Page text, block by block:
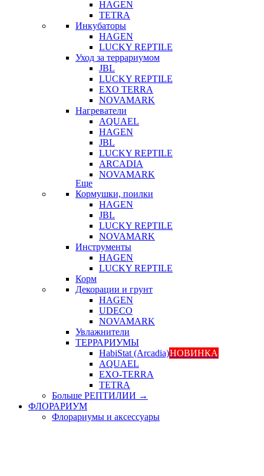
HAGEN
TETRA
Инкубаторы
HAGEN
LUCKY REPTILE
Уход за террариумом
JBL
LUCKY REPTILE
EXO TERRA
NOVAMARK
Нагреватели
AQUAEL
HAGEN
JBL
LUCKY REPTILE
ARCADIA
NOVAMARK
Еще
Кормушки, поилки
HAGEN
JBL
LUCKY REPTILE
NOVAMARK
Инструменты
HAGEN
LUCKY REPTILE
Корм
Декорации и грунт
HAGEN
UDECO
NOVAMARK
Увлажнители
ТЕРРАРИУМЫ
HabiStat (Arcadia)НОВИНКА
AQUAEL
EXO-TERRA
TETRA
Больше РЕПТИЛИИ →
ФЛОРАРИУМ
Флорариумы и аксессуары